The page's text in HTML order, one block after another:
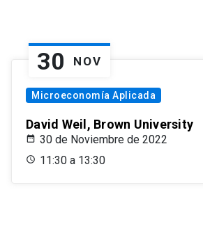
30 NOV
Microeconomía Aplicada
David Weil, Brown University
30 de Noviembre de 2022
11:30 a 13:30